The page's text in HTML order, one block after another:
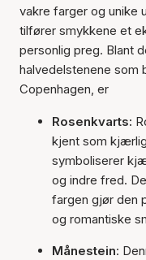
vakre farger og unike
tilfører smykkene et
personlig preg. Blant
halvedelstenene som
Copenhagen, er
Rosenkvarts:
kjent som
symboliserer
og indre fred.
fargen gjør den
og romantiske
Månestein: